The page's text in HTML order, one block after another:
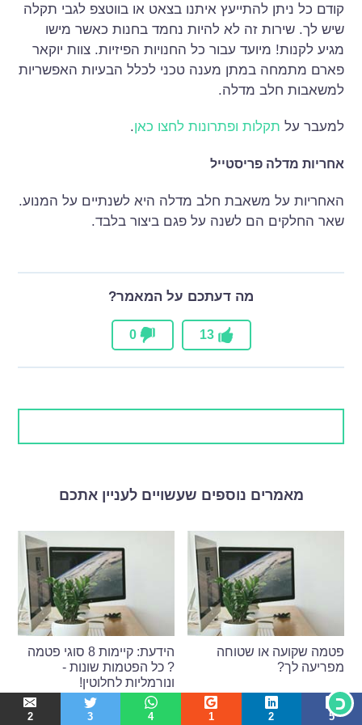
קודם כל ניתן להתייעץ איתנו בצאט או בווטצפ לגבי תקלה
שיש לך. שירות זה לא להיות נחמד בחנות כאשר מישו
מגיע לקנות! מיועד עבור כל החנויות הפיזיות. צוות יוקאר
פארם מתמחה במתן מענה טכני לכלל הבעיות האפשריות
למשאבות חלב מדלה.
למעבר על תקלות ופתרונות לחצו כאן.
אחריות מדלה פריסטייל
האחריות על משאבת חלב מדלה היא לשנתיים על המנוע.
שאר החלקים הם לשנה על פגם ביצור בלבד.
מה דעתכם על המאמר?
13
0
מאמרים נוספים שעשויים לעניין אתכם
פטמה שקועה או שטוחה
מפריעה לך?
הידעת: קיימות 8 סוגי פטמה
? כל הפטמות שונות -
ונורמליות לחלוטין!
5
2
1
4
3
2
כ